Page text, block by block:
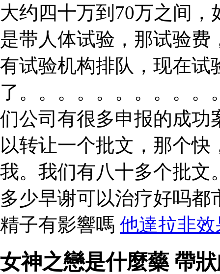
大约四十万到70万之间
是带人体试验，那试验费
有试验机构排队，现在试
了。。。。。。。。。
们公司有很多申报的成功
以转让一个批文，那个
我。我们有八十多个批文
多少早谢可以治疗好吗
精子有影響嗎 他達拉非
女神之戀是什麼藥 帶